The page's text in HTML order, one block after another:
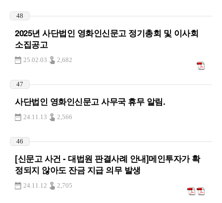
48
2025년 사단법인 영화인신문고 정기총회 및 이사회
소집공고
25.02.03 2,682
47
사단법인 영화인신문고 사무국 휴무 알림.
24.11.13 2,566
46
[신문고 사건 - 대법원 판결사례 안내]메인투자가 확
정되지 않아도 잔금 지급 의무 발생
24.11.12 2,705